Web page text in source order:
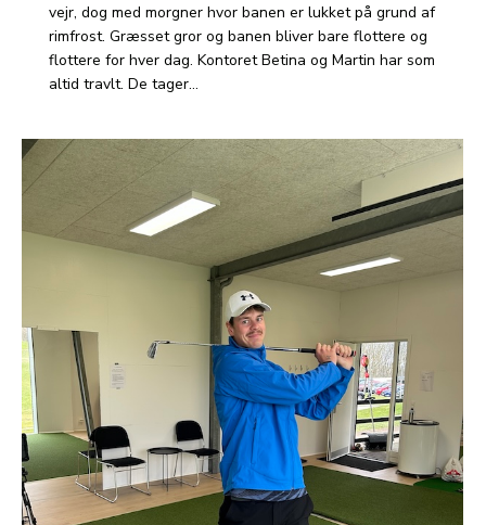
vejr, dog med morgner hvor banen er lukket på grund af
rimfrost. Græsset gror og banen bliver bare flottere og
flottere for hver dag. Kontoret Betina og Martin har som
altid travlt. De tager…